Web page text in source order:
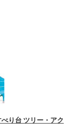
り台 ツリー・アク